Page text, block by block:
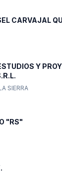
CARVAJAL
Y
SIERRA
"RS"